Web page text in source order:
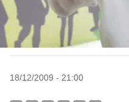
18/12/2009 - 21:00